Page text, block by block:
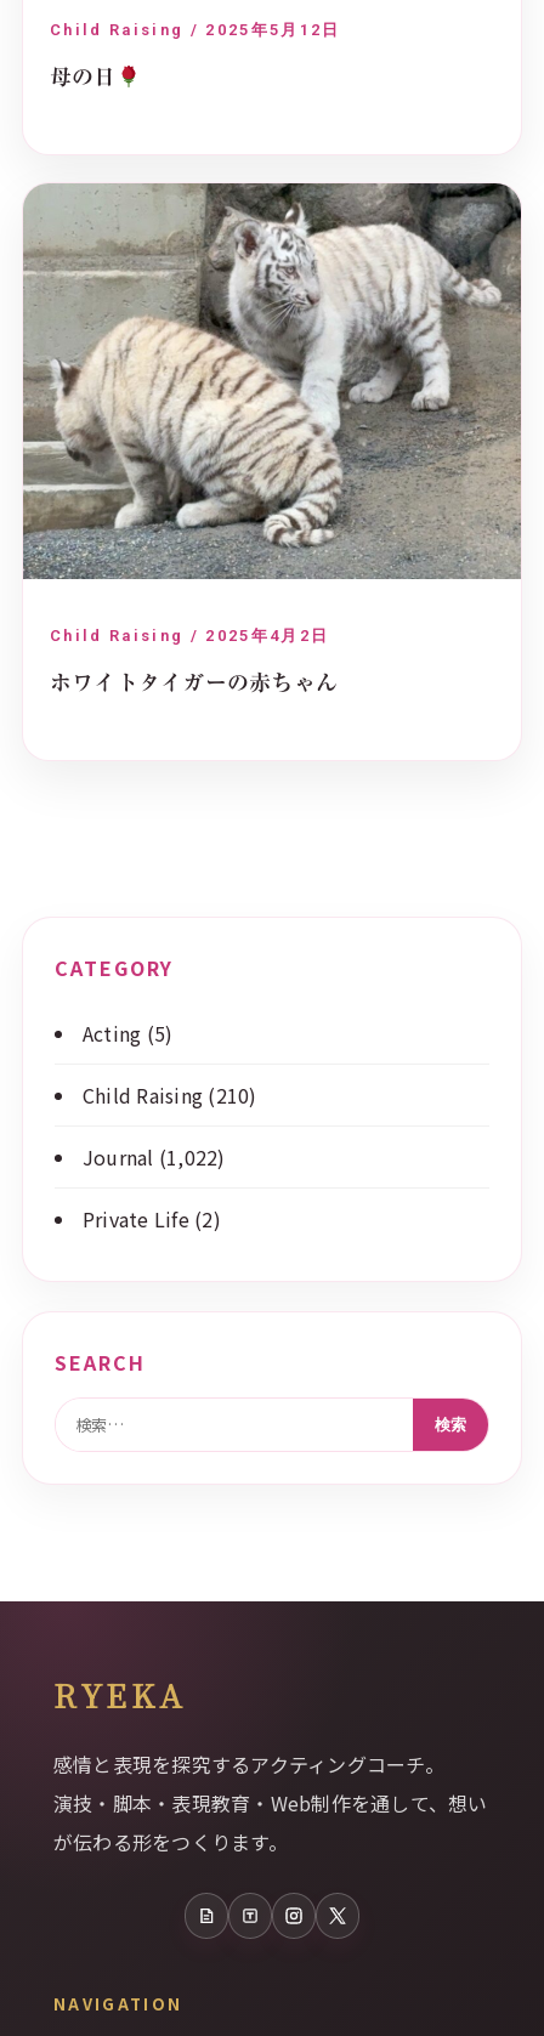
Child Raising / 2025年5月12日
母の日
Child Raising / 2025年4月2日
ホワイトタイガーの赤ちゃん
CATEGORY
Acting (5)
Child Raising (210)
Journal (1,022)
Private Life(2)
SEARCH
検索:
RYEKA
感情と表現を探究するアクティングコーチ。
演技・脚本・表現教育・Web制作を通して、想い
が伝わる形をつくります。
note TalesInstagram
X
NAVIGATION